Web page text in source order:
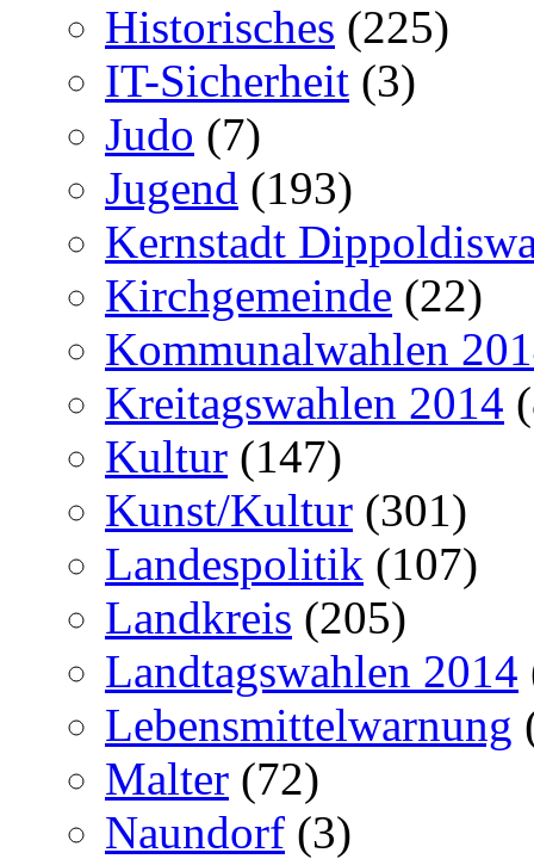
Historisches (225)
IT-Sicherheit (3)
Judo (7)
Jugend (193)
Kernstadt
Kirchgemeinde (22)
Kommunalwahlen
Kreitagswahlen 2014
Kultur (147)
Kunst/Kultur (301)
Landespolitik (107)
Landkreis (205)
Landtagswahlen 2014
Lebensmittelwarnung
Malter (72)
Naundorf (3)